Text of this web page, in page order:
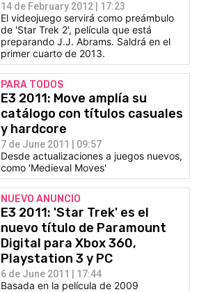
14 de February 2012 | 17:23
El videojuego servirá como preámbulo
de 'Star Trek 2', película que está
preparando J.J. Abrams. Saldrá en el
primer cuarto de 2013.
PARA TODOS
E3 2011: Move amplía su
catálogo con títulos casuales
y hardcore
7 de June 2011 | 09:57
Desde actualizaciones a juegos nuevos,
como 'Medieval Moves'
NUEVO ANUNCIO
E3 2011: 'Star Trek' es el
nuevo título de Paramount
Digital para Xbox 360,
Playstation 3 y PC
6 de June 2011 | 17:44
Basada en la película de 2009